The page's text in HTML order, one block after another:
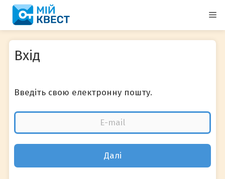
Перейти
вмісту
Вхід
Введіть свою електронну пошту.
Далі